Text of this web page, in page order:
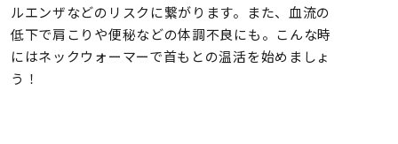
ルエンザなどのリスクに繋がります。また、血流の
低下で肩こりや便秘などの体調不良にも。こんな時
にはネックウォーマーで首もとの温活を始めましょ
う！